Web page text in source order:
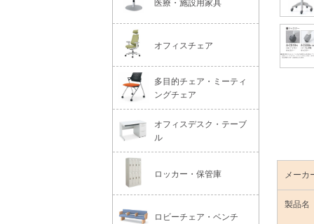
メーカ
製品名
医療・施設用家具
オフィスチェア
多目的チェア・ミーティ
ングチェア
オフィスデスク・テーブ
ル
ロッカー・保管庫
ロビーチェア・ベンチ